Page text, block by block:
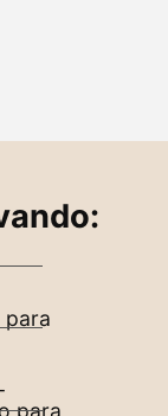
para
para